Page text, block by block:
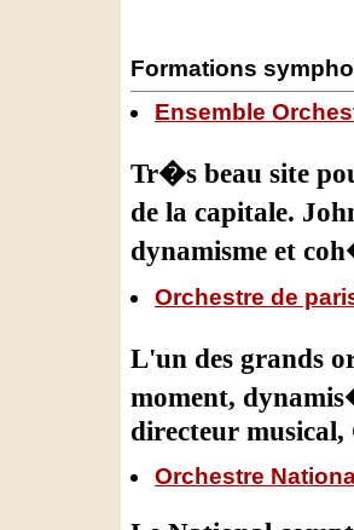
Formations
Ensemble
Tr�s beau site
de la capitale.
dynamisme et
Orchestre de
L'un des grands
moment,
directeur musical,
Orchestre